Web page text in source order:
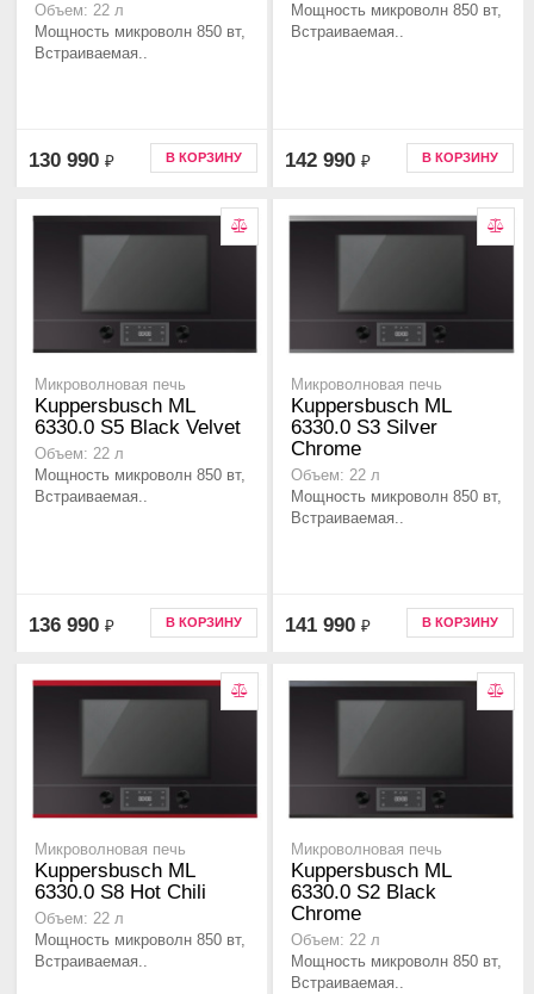
Объем: 22 л
Мощность микроволн 850 вт,
Встраиваемая..
130 990 ₽ В КОРЗИНУ
Мощность микроволн 850 вт,
Встраиваемая..
142 990 ₽ В КОРЗИНУ
Микроволновая печь
Kuppersbusch ML
6330.0 S5 Black Velvet
Объем: 22 л
Мощность микроволн 850 вт,
Встраиваемая..
136 990 ₽ В КОРЗИНУ
Микроволновая печь
Kuppersbusch ML
6330.0 S3 Silver
Chrome
Объем: 22 л
Мощность микроволн 850 вт,
Встраиваемая..
141 990 ₽ В КОРЗИНУ
Микроволновая печь
Kuppersbusch ML
6330.0 S8 Hot Chili
Объем: 22 л
Мощность микроволн 850 вт,
Встраиваемая..
Микроволновая печь
Kuppersbusch ML
6330.0 S2 Black
Chrome
Объем: 22 л
Мощность микроволн 850 вт,
Встраиваемая..